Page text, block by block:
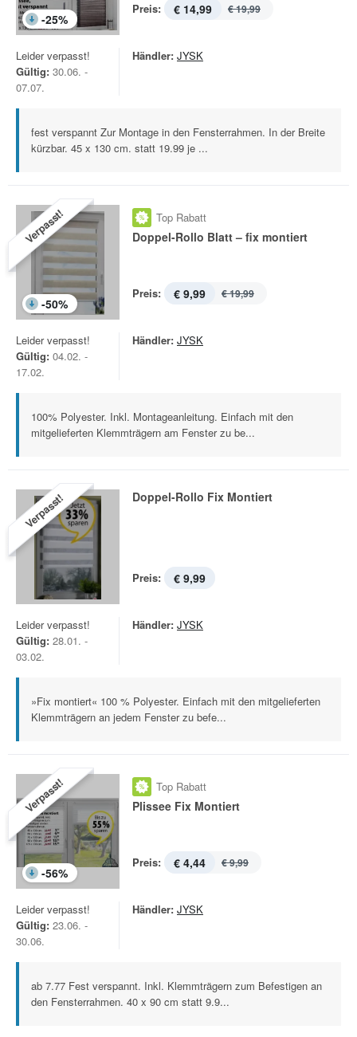
-25%
Preis: € 14,99 € 19,99
Leider verpasst!
Gültig: 30.06. -
07.07.
Händler: JYSK
fest verspannt Zur Montage in den Fensterrahmen. In der Breite
kürzbar. 45 x 130 cm. statt 19.99 je ...
Verpasst!
-50%
Top Rabatt
Doppel-Rollo Blatt – fix montiert
Preis: € 9,99 € 19,99
Leider verpasst!
Gültig: 04.02. -
17.02.
Händler: JYSK
100% Polyester. Inkl. Montageanleitung. Einfach mit den
mitgelieferten Klemmträgern am Fenster zu be...
Verpasst! Doppel-Rollo Fix Montiert
Preis: € 9,99
Leider verpasst!
Gültig: 28.01. -
03.02.
Händler: JYSK
»Fix montiert« 100 % Polyester. Einfach mit den mitgelieferten
Klemmträgern an jedem Fenster zu befe...
Verpasst!
-56%
Top Rabatt
Plissee Fix Montiert
Preis: € 4,44 € 9,99
Leider verpasst!
Gültig: 23.06. -
30.06.
Händler: JYSK
ab 7.77 Fest verspannt. Inkl. Klemmträgern zum Befestigen an
den Fensterrahmen. 40 x 90 cm statt 9.9...